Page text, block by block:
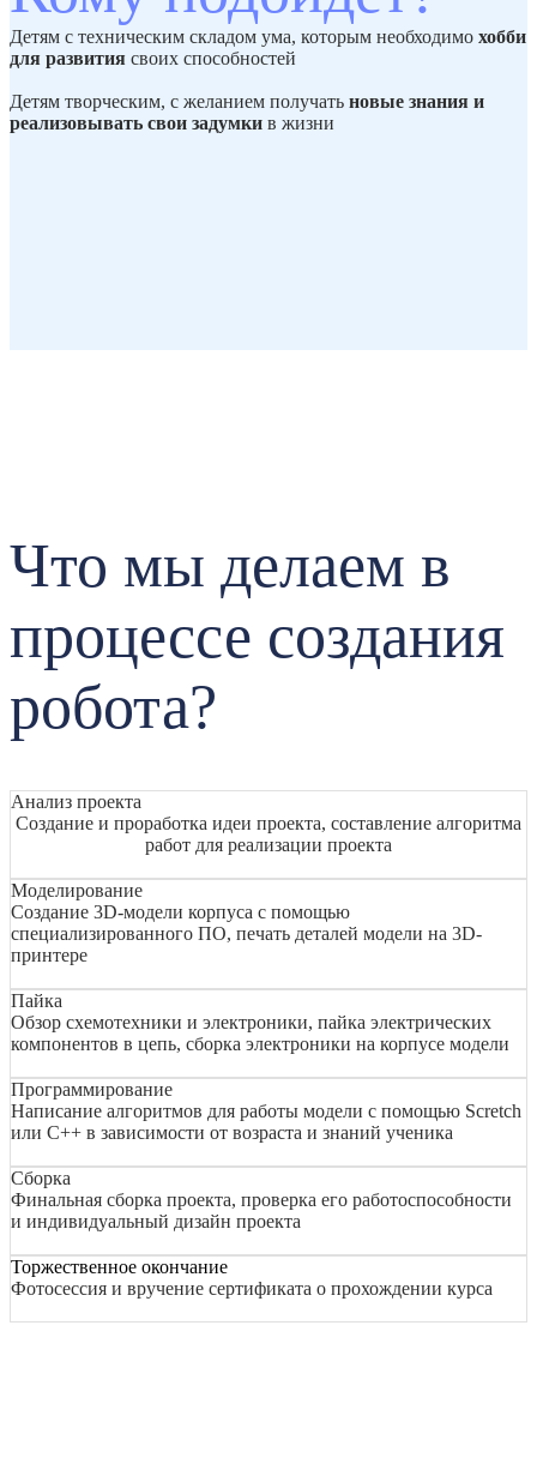
Детям с техническим складом ума, которым необходимо хобби
для развития своих способностей
Детям творческим, с желанием получать новые знания и
реализовывать свои задумки в жизни
Что мы делаем в
процессе создания
робота?
Анализ проекта
Создание и проработка идеи проекта, составление алгоритма
работ для реализации проекта
Моделирование
Создание 3D-модели корпуса с помощью
специализированного ПО, печать деталей модели на 3D-
принтере
Пайка
Обзор схемотехники и электроники, пайка электрических
компонентов в цепь, сборка электроники на корпусе модели
Программирование
Написание алгоритмов для работы модели с помощью Scretch
или C++ в зависимости от возраста и знаний ученика
Сборка
Финальная сборка проекта, проверка его работоспособности
и индивидуальный дизайн проекта
Торжественное окончание
Фотосессия и вручение сертификата о прохождении курса